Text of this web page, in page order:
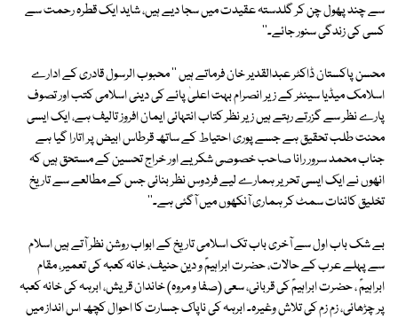
سے چند پھول چن کر گلدستہ عقیدت میں سجا دیے ہیں، شاید ایک قطرہ رحمت سے
کسی کی زندگی سنور جائے۔''
محسن پاکستان ڈاکٹر عبدالقدیر خان فرماتے ہیں '' محبوب الرسول قادری کے ادارے
اسلامک میڈیا سینٹر کے زیر انصرام بہت اعلیٰ پائے کی دینی اسلامی کتب اور تصوف
پارے نظر سے گزرتے رہتے ہیں زیر نظر کتاب انتہائی ایمان افروز تالیف ہے، ایک ایسی
محنت طلب تحقیق ہے جسے پوری احتیاط کے ساتھ قرطاس ابیض پر اتارا گیا ہے
جناب محمد سرور رانا صاحب خصوصی شکریے اور خراج تحسین کے مستحق ہیں کہ
انھوں نے ایک ایسی تحریر ہمارے لیے فردوس نظر بنائی جس کے مطالعے سے تاریخ
تخلیق کائنات سمٹ کر ہماری آنکھوں میں آگئی ہے۔''
بے شک باب اول سے آخری باب تک اسلامی تاریخ کے ابواب روشن نظر آتے ہیں اسلام
سے پہلے عرب کے حالات، حضرت ابراہیمؑ و دین حنیف، خانہ کعبہ کی تعمیر، مقام
ابراہیمؑ ، حضرت ابراہیمؑ کی قربانی، سعی (صفا و مروہ) خاندان قریش، ابرہہ کی خانہ کعبہ
پر چڑھائی، زم زم کی تلاش وغیرہ۔ ابرہہ کی ناپاک جسارت کا احوال کچھ اس انداز میں